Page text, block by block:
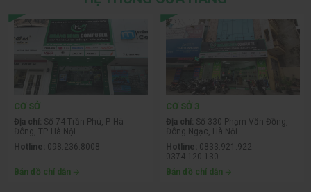
CƠ SỞ
Địa chỉ: Số 74 Trần Phú, P. Hà
Đông, TP. Hà Nội
Hotline: 098.236.8008
Bản đồ chỉ dẫn
CƠ SỞ 3
Địa chỉ: Số 330 Phạm Văn Đồng,
Đông Ngạc, Hà Nội
Hotline: 0833.921.922 -
0374.120.130
Bản đồ chỉ dẫn